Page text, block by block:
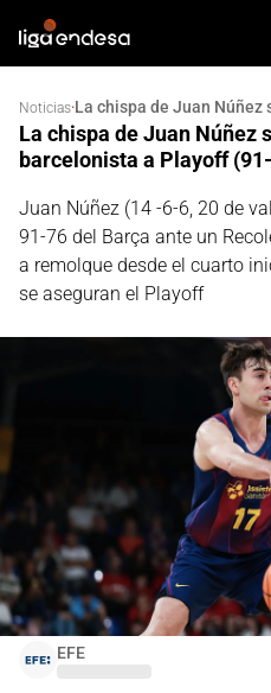
Noticias·
La chispa de Juan Núñez
barcelonista a Playoff
Juan Núñez (14 -6-6, 20 de
91-76 del Barça ante un
a remolque desde el cuarto
se aseguran el Playoff
EFE